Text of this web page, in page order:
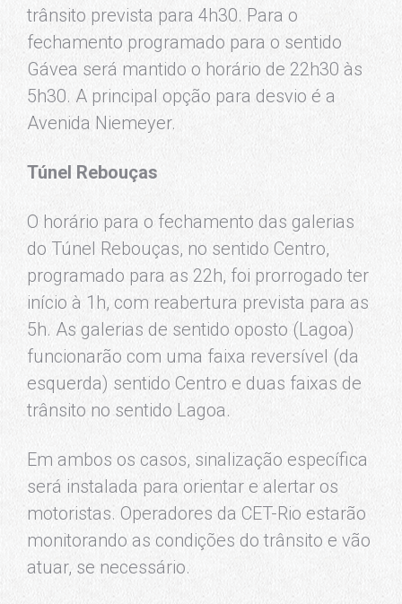
trânsito prevista para 4h30. Para o
fechamento programado para o sentido
Gávea será mantido o horário de 22h30 às
5h30. A principal opção para desvio é a
Avenida Niemeyer.
Túnel Rebouças
O horário para o fechamento das galerias
do Túnel Rebouças, no sentido Centro,
programado para as 22h, foi prorrogado ter
início à 1h, com reabertura prevista para as
5h. As galerias de sentido oposto (Lagoa)
funcionarão com uma faixa reversível (da
esquerda) sentido Centro e duas faixas de
trânsito no sentido Lagoa.
Em ambos os casos, sinalização específica
será instalada para orientar e alertar os
motoristas. Operadores da CET-Rio estarão
monitorando as condições do trânsito e vão
atuar, se necessário.